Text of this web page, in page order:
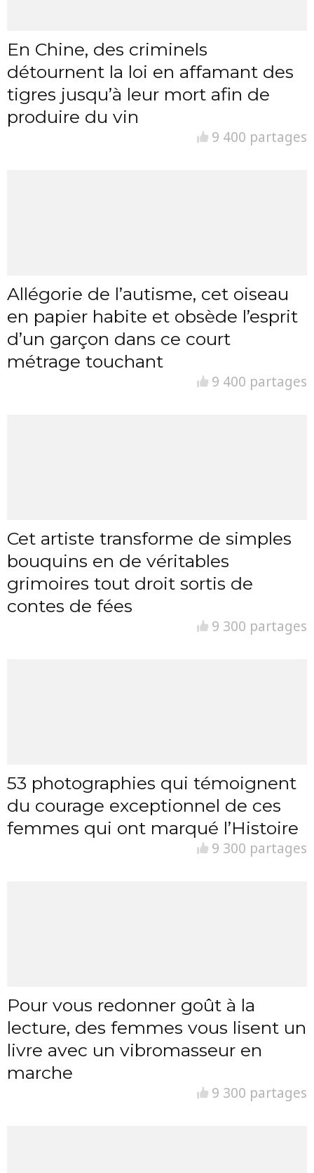
En Chine, des criminels
détournent la loi en affamant des
tigres jusqu’à leur mort afin de
produire du vin
9 400 partages
Allégorie de l’autisme, cet oiseau
en papier habite et obsède l’esprit
d’un garçon dans ce court
métrage touchant
9 400 partages
Cet artiste transforme de simples
bouquins en de véritables
grimoires tout droit sortis de
contes de fées
9 300 partages
53 photographies qui témoignent
du courage exceptionnel de ces
femmes qui ont marqué l’Histoire
9 300 partages
Pour vous redonner goût à la
lecture, des femmes vous lisent un
livre avec un vibromasseur en
marche
9 300 partages